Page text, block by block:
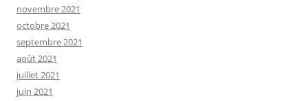
novembre 2021
octobre 2021
septembre 2021
août 2021
juillet 2021
juin 2021